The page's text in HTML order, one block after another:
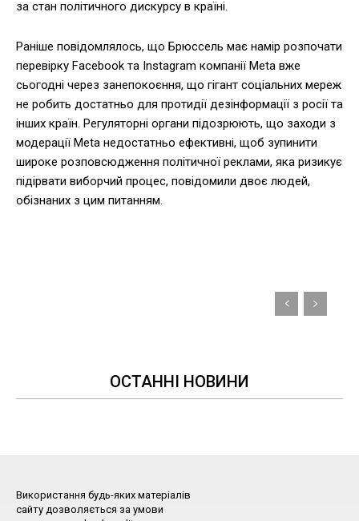
за стан політичного дискурсу в країні.
Раніше повідомлялось, що Брюссель має намір розпочати
перевірку Facebook та Instagram компанії Meta вже
сьогодні через занепокоєння, що гігант соціальних мереж
не робить достатньо для протидії дезінформації з росії та
інших країн. Регуляторні органи підозрюють, що заходи з
модерації Meta недостатньо ефективні, щоб зупинити
широке розповсюдження політичної реклами, яка ризикує
підірвати виборчий процес, повідомили двоє людей,
обізнаних з цим питанням.
ОСТАННІ НОВИНИ
Використання будь-яких матеріалів
сайту дозволяється за умови